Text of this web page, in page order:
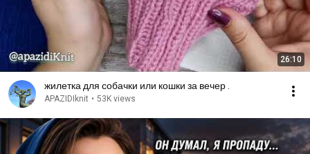
26:10
жилетка для собачки или кошки за вечер .
APAZIDIknit • 53K views